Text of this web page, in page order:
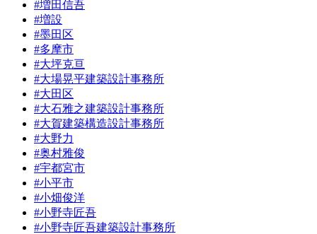
#増田信吾
#増設
#墨田区
#多摩市
#大坪克亘
#大場晃平建築設計事務所
#大田区
#大石雅之建築設計事務所
#大賀建築構造設計事務所
#大野力
#奥村雅俊
#宇都宮市
#小平市
#小畑俊洋
#小野寺匠吾
#小野寺匠吾建築設計事務所